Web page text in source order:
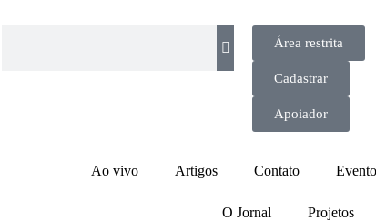
Área restrita
Cadastrar
Apoiador
Ao vivo Artigos Contato
O Jornal Projetos